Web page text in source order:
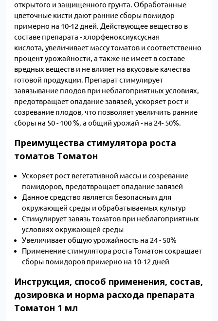
открытого и защищенного грунта. Обработанные
цветочные кисти дают ранние сборы помидор
примерно на 10-12 дней. Действующее вещество в
составе препарата - хлорфеноксиуксусная
кислота, увеличивает массу томатов и соответственно
процент урожайности, а также не имеет в составе
вредных веществ и не влияет на вкусовые качества
готовой продукции. Препарат стимулирует
завязывание плодов при неблагоприятных условиях,
предотвращает опадание завязей, ускоряет рост и
созревание плодов, что позволяет увеличить ранние
сборы на 50 - 100 %, а общий урожай - на 24- 50%.
Преимущества стимулятора роста
томатов Томатон
Ускоряет рост вегетативной массы и созревание
помидоров, предотвращает опадание завязей
Данное средство является безопасным для
окружающей среды и обрабатываемых культур
Стимулирует завязь томатов при неблагоприятных
условиях окружающей среды
Увеличивает общую урожайность на 24 - 50%
Применение стимулятора роста Томатон сокращает
сборы помидоров примерно на 10-12 дней
Инструкция, способ применения, состав,
дозировка и норма расхода препарата
Томатон 1 мл